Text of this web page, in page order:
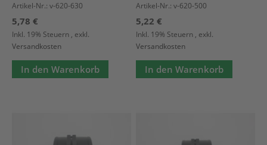
Artikel-Nr.: v-620-630
5,78 €
Inkl. 19% Steuern , exkl.
Versandkosten
In den Warenkorb
Artikel-Nr.: v-620-500
5,22 €
Inkl. 19% Steuern , exkl.
Versandkosten
In den Warenkorb